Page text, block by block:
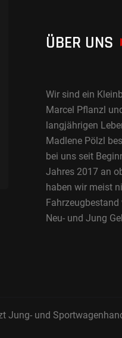
ÜBER UNS
Wir sind ein
Marcel Pflanzl
langjährigen
Madlene Pölzl
bei uns seit
Jahres 2017 an
haben wir meist
Neu- und Jung
Jung- und